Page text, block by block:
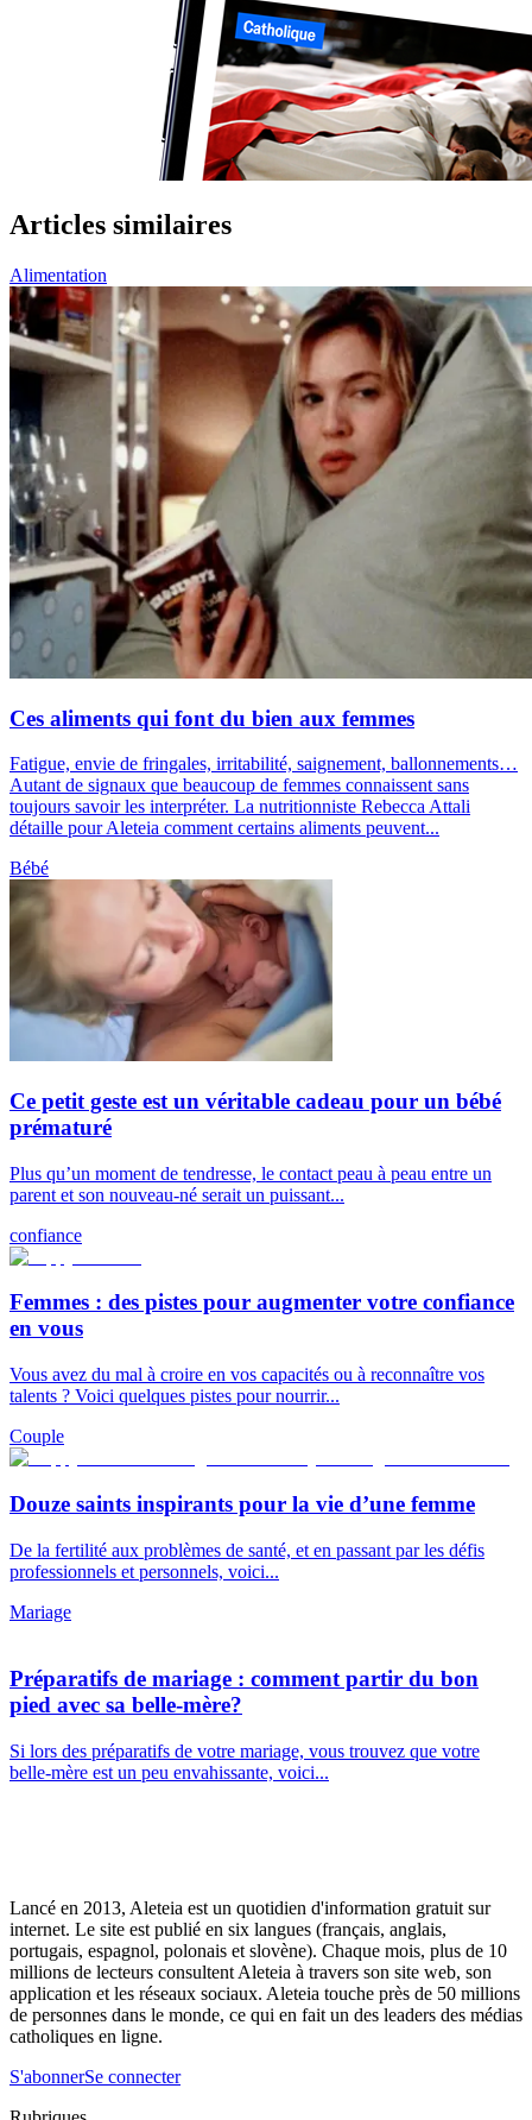
Articles similaires
Alimentation
Ces aliments qui font du bien aux femmes
Fatigue, envie de fringales, irritabilité, saignement, ballonnements…
Autant de signaux que beaucoup de femmes connaissent sans
toujours savoir les interpréter. La nutritionniste Rebecca Attali
détaille pour Aleteia comment certains aliments peuvent...
Bébé
Ce petit geste est un véritable cadeau pour un bébé
prématuré
Plus qu’un moment de tendresse, le contact peau à peau entre un
parent et son nouveau-né serait un puissant...
confiance
Femmes : des pistes pour augmenter votre confiance
en vous
Vous avez du mal à croire en vos capacités ou à reconnaître vos
talents ? Voici quelques pistes pour nourrir...
Couple
Douze saints inspirants pour la vie d’une femme
De la fertilité aux problèmes de santé, et en passant par les défis
professionnels et personnels, voici...
Mariage
Préparatifs de mariage : comment partir du bon
pied avec sa belle-mère?
Si lors des préparatifs de votre mariage, vous trouvez que votre
belle-mère est un peu envahissante, voici...
Lancé en 2013, Aleteia est un quotidien d'information gratuit sur
internet. Le site est publié en six langues (français, anglais,
portugais, espagnol, polonais et slovène). Chaque mois, plus de 10
millions de lecteurs consultent Aleteia à travers son site web, son
application et les réseaux sociaux. Aleteia touche près de 50 millions
de personnes dans le monde, ce qui en fait un des leaders des médias
catholiques en ligne.
S'abonnerSe connecter